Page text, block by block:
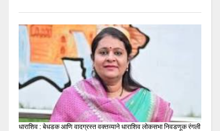
धाराशिव : बेधडक आणि वादग्रस्त वक्तव्याने धाराशिव लोकसभा निवडणूक रंगली